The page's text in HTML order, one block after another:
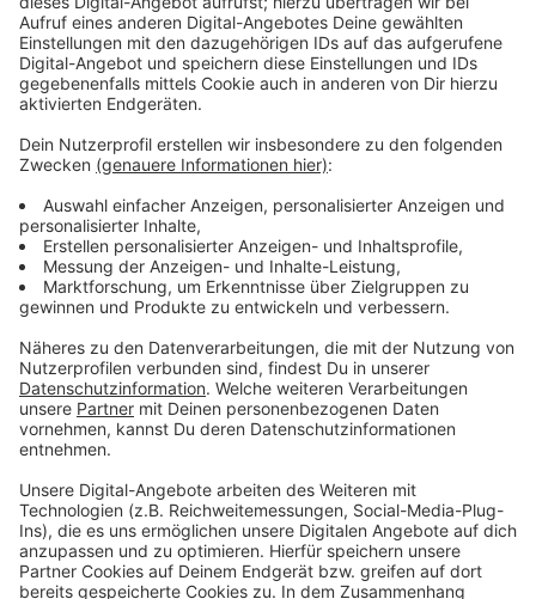
Die Änderungen in der Übersicht
Anzeige
Elberfelfer Straße
August, 7 Uhr, sowie von Samstag, 26. August, 20 Uhr,
bis Sonntag, 27. August, 7 Uhr, ist das Linksabbiegen
aus dem Kö-Bogentunnel (Elberfelder Straße) nur
noch für den Busverkehr erlaubt. Alle anderen
nach rechts abbiegen. Damit wird ein Rückstau an der
Kreuzung/Einmündung Kö-Bogen-Tunnel/Elberfelder
Straße unterbunden. Für Anreisende mit der
Zieladresse Theodor-Körner-Straße/Schadowstraße
dem Kö-Bogen-Tunnel kommend über Berliner Allee
und dann via Steinstraße, Benrather Straße, Breite
Straße und Heinrich-Heine-Allee in die Theodor-
Körner-Straße.